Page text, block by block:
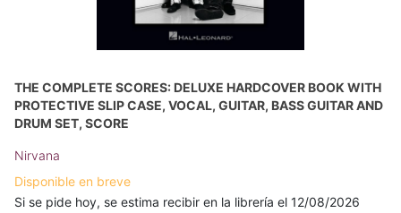
THE COMPLETE SCORES: DELUXE HARDCOVER BOOK WITH
PROTECTIVE SLIP CASE, VOCAL, GUITAR, BASS GUITAR AND
DRUM SET, SCORE
Nirvana
Disponible en breve
Si se pide hoy, se estima recibir en la librería el 12/08/2026